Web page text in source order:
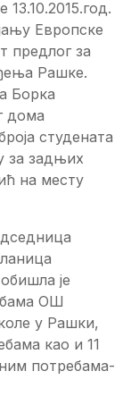
Европске
предлог за
Рашке.
Борка
дома
студената
за задњих
на месту
је
ОШ
у Рашки,
као и 11
потребама-